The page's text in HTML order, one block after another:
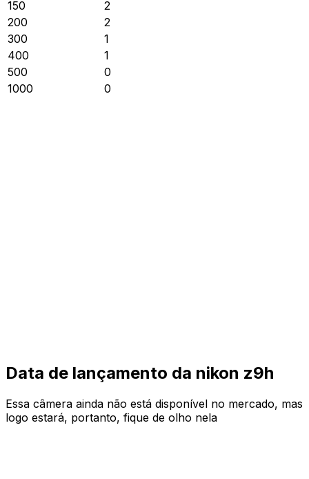
150
2
200
2
300
1
400
1
500
0
1000
0
Data de lançamento da nikon z9h
Essa câmera ainda não está disponível no mercado, mas
logo estará, portanto, fique de olho nela